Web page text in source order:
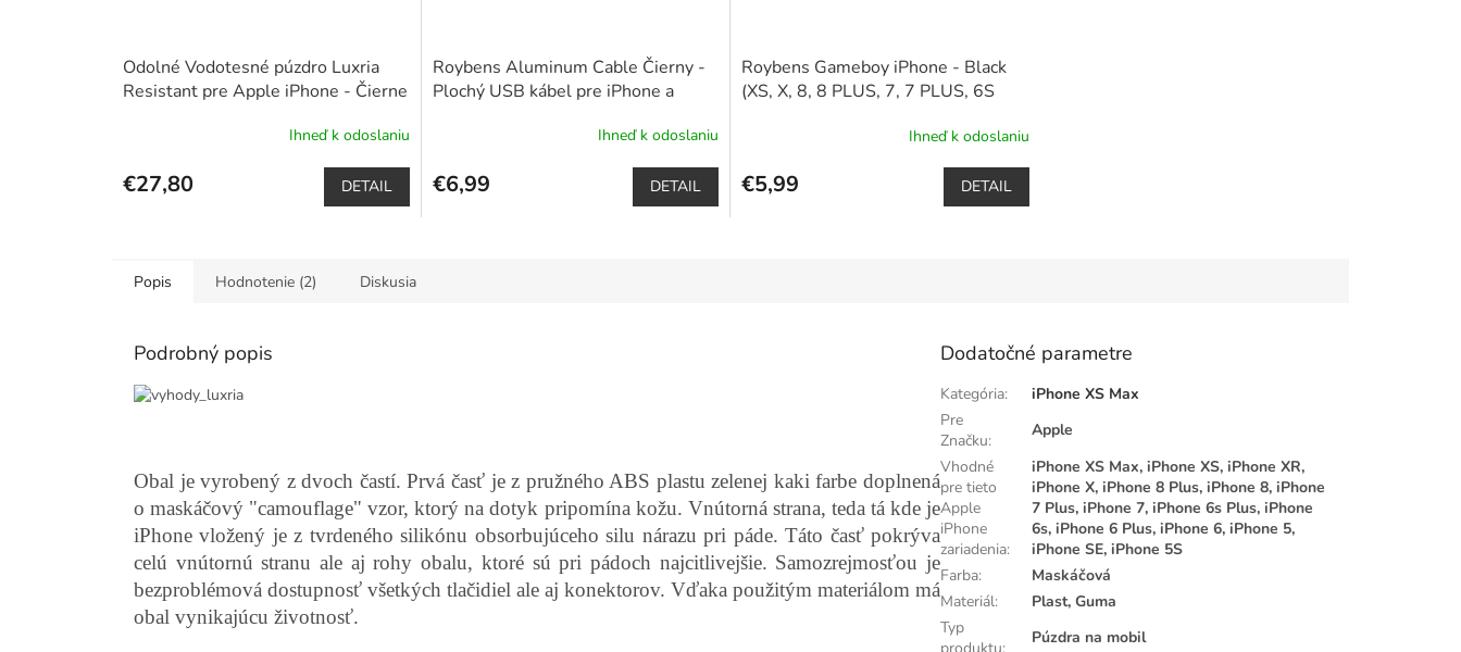
Odolné Vodotesné púzdro Luxria
Resistant pre Apple iPhone - Čierne
produktu
hviezdičiek.
Ihneď k odoslaniu
€27,80 DETAIL
Roybens Aluminum Cable Čierny -
Plochý USB kábel pre iPhone a
Ihneď k odoslaniu
€6,99 DETAIL
Roybens Gameboy iPhone - Black
(XS, X, 8, 8 PLUS, 7, 7 PLUS, 6S
produktu
Ihneď k odoslaniu
€5,99 DETAIL
Popis Hodnotenie (2) Diskusia
Podrobný popis
Obal je vyrobený z dvoch častí. Prvá časť je z pružného ABS plastu zelenej kaki farbe doplnená
o maskáčový "camouflage" vzor, ktorý na dotyk pripomína kožu. Vnútorná strana, teda tá kde je
iPhone vložený je z tvrdeného silikónu obsorbujúceho silu nárazu pri páde. Táto časť pokrýva
celú vnútornú stranu ale aj rohy obalu, ktoré sú pri pádoch najcitlivejšie. Samozrejmosťou je
bezproblémová dostupnosť všetkých tlačidiel ale aj konektorov. Vďaka použitým materiálom má
obal vynikajúcu životnosť.
Dodatočné parametre
Kategória:
iPhone XS Max
Pre
Značku:
Apple
Vhodné
pre tieto
Apple
iPhone
zariadenia:
iPhone XS Max, iPhone XS, iPhone XR,
iPhone X, iPhone 8 Plus, iPhone 8, iPhone
7 Plus, iPhone 7, iPhone 6s Plus, iPhone
6s, iPhone 6 Plus, iPhone 6, iPhone 5,
iPhone SE, iPhone 5S
Farba:
Maskáčová
Materiál:
Plast, Guma
Typ
Púzdra na mobil